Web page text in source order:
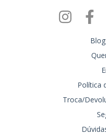
Política
Troca/